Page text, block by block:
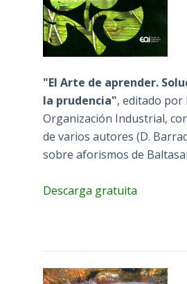
"El Arte de aprender.
la prudencia", editado por
Organización Industrial,
de varios autores (D.
sobre aforismos de
Descarga gratuita